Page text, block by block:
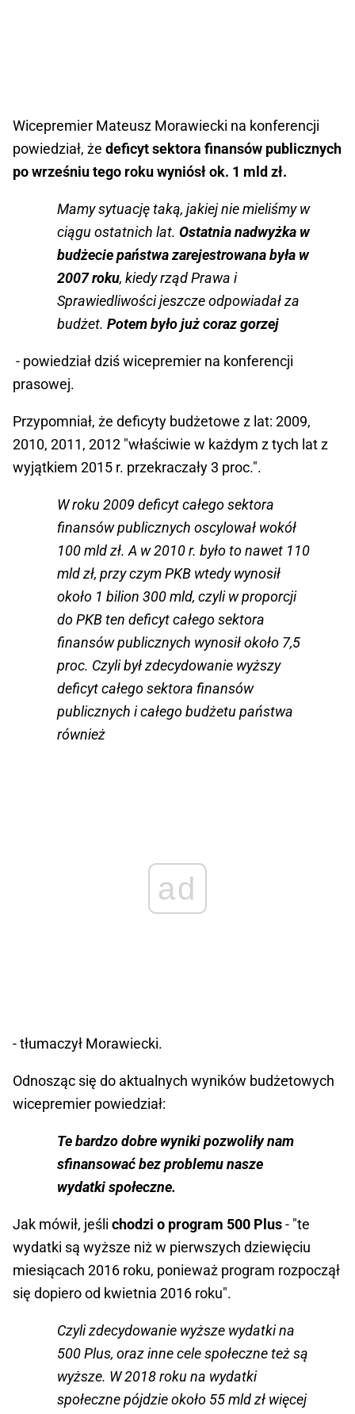
Wicepremier Mateusz Morawiecki na konferencji
powiedział, że deficyt sektora finansów publicznych
po wrześniu tego roku wyniósł ok. 1 mld zł.
Mamy sytuację taką, jakiej nie mieliśmy w
ciągu ostatnich lat. Ostatnia nadwyżka w
budżecie państwa zarejestrowana była w
2007 roku, kiedy rząd Prawa i
Sprawiedliwości jeszcze odpowiadał za
budżet. Potem było już coraz gorzej
- powiedział dziś wicepremier na konferencji
prasowej.
Przypomniał, że deficyty budżetowe z lat: 2009,
2010, 2011, 2012 "właściwie w każdym z tych lat z
wyjątkiem 2015 r. przekraczały 3 proc.".
W roku 2009 deficyt całego sektora
finansów publicznych oscylował wokół
100 mld zł. A w 2010 r. było to nawet 110
mld zł, przy czym PKB wtedy wynosił
około 1 bilion 300 mld, czyli w proporcji
do PKB ten deficyt całego sektora
finansów publicznych wynosił około 7,5
proc. Czyli był zdecydowanie wyższy
deficyt całego sektora finansów
publicznych i całego budżetu państwa
również
ad
- tłumaczył Morawiecki.
Odnosząc się do aktualnych wyników budżetowych
wicepremier powiedział:
Te bardzo dobre wyniki pozwoliły nam
sfinansować bez problemu nasze
wydatki społeczne.
Jak mówił, jeśli chodzi o program 500 Plus- "te
wydatki są wyższe niż w pierwszych dziewięciu
miesiącach 2016 roku, ponieważ program rozpoczął
się dopiero od kwietnia 2016 roku".
Czyli zdecydowanie wyższe wydatki na
500 Plus, oraz inne cele społeczne też są
wyższe. W 2018 roku na wydatki
społeczne pójdzie około 55 mld zł więcej